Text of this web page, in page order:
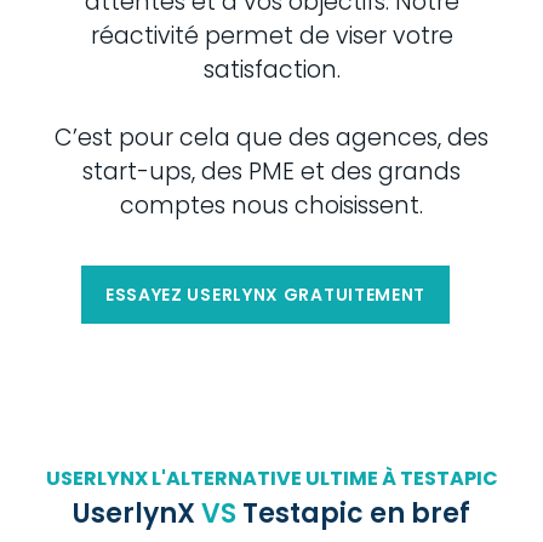
réactivité permet de viser votre
satisfaction.
C’est pour cela que des agences, des
start-ups, des PME et des grands
comptes nous choisissent.
ESSAYEZ USERLYNX GRATUITEMENT
USERLYNX L'ALTERNATIVE ULTIME À TESTAPIC
UserlynXVSTestapic en bref